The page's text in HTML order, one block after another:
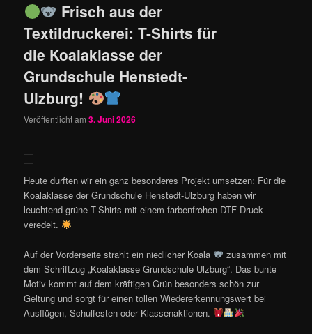
Frisch aus der
Textildruckerei: T-Shirts für
die Koalaklasse der
Grundschule Henstedt-
Ulzburg!
Veröffentlicht am3. Juni 2026
Heute durften wir ein ganz besonderes Projekt umsetzen: Für die
Koalaklasse der Grundschule Henstedt-Ulzburg haben wir
leuchtend grüne T-Shirts mit einem farbenfrohen DTF-Druck
veredelt.
Auf der Vorderseite strahlt ein niedlicher Koala
zusammen mit
dem Schriftzug „Koalaklasse Grundschule Ulzburg“. Das bunte
Motiv kommt auf dem kräftigen Grün besonders schön zur
Geltung und sorgt für einen tollen Wiedererkennungswert bei
Ausflügen, Schulfesten oder Klassenaktionen.